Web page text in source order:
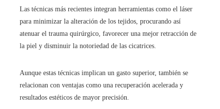
Las técnicas más recientes integran herramientas como el láser
para minimizar la alteración de los tejidos, procurando así
atenuar el trauma quirúrgico, favorecer una mejor retracción de
la piel y disminuir la notoriedad de las cicatrices.
Aunque estas técnicas implican un gasto superior, también se
relacionan con ventajas como una recuperación acelerada y
resultados estéticos de mayor precisión.